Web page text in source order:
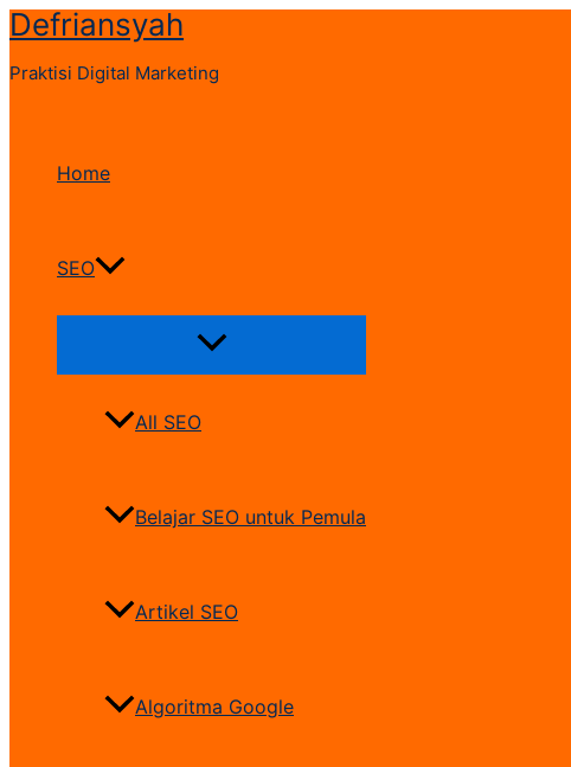
Skip
content
Defriansyah
Praktisi Digital Marketing
Home
SEO
Menu
All SEO
Belajar SEO untuk Pemula
Artikel SEO
Algoritma Google